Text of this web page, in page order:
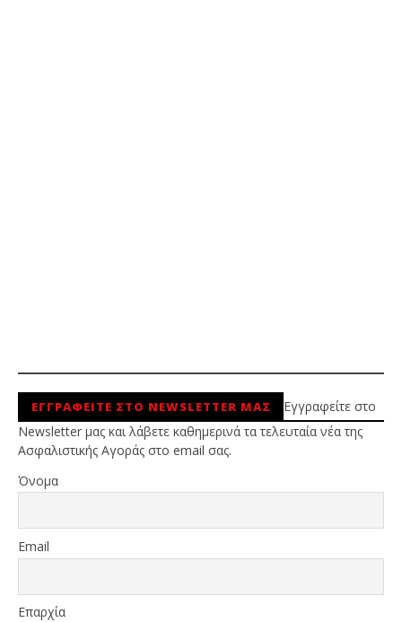
ΕΓΓΡΑΦΕΙΤΕ ΣΤΟ NEWSLETTER ΜΑΣ
Εγγραφείτε στο
Newsletter μας και λάβετε καθημερινά τα τελευταία νέα της
Ασφαλιστικής Αγοράς στο email σας.
Όνομα
Email
Επαρχία